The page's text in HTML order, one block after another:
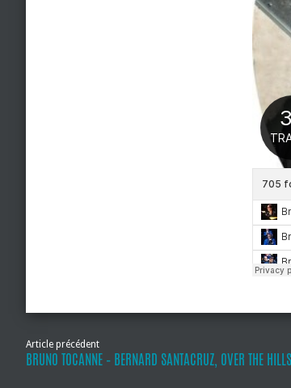
Article précédent
BRUNO TOCANNE – BERNARD SANTACRUZ, OVER THE HILLS